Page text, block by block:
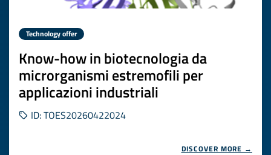
Technology offer
Know-how in biotecnologia da
microrganismi estremofili per
applicazioni industriali
ID: TOES20260422024
DISCOVER MORE →